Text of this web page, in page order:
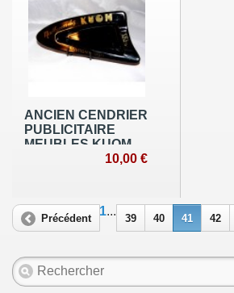
ANCIEN CENDRIER
PUBLICITAIRE
MEUBLES KUOM
RANTIGNY OISE -
10,00 €
Précédent
1...
39 40 41 42